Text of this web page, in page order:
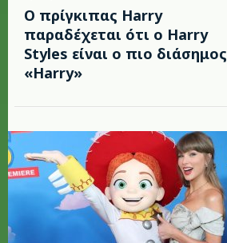
Ο πρίγκιπας Harry
παραδέχεται ότι ο Harry
Styles είναι ο πιο διάσημος
«Harry»